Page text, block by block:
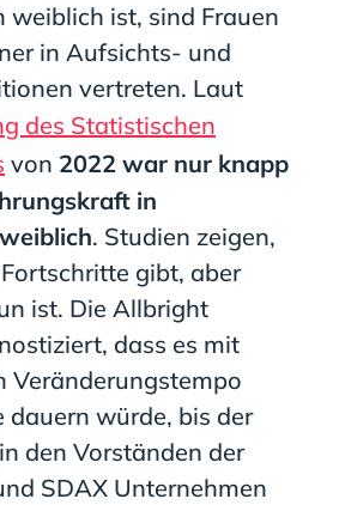
weiblich ist, sind Frauen
in Aufsichts- und
vertreten. Laut
des Statistischen
von 2022 war nur knapp
in
. Studien zeigen,
gibt, aber
ist. Die Allbright
dass es mit
Veränderungstempo
dauern würde, bis der
in den Vorständen der
SDAX Unternehmen